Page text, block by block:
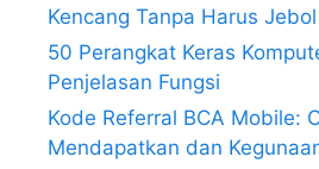
Kencang Tanpa Harus
50 Perangkat Keras
Penjelasan Fungsi
Kode Referral BCA Mobile:
Mendapatkan dan